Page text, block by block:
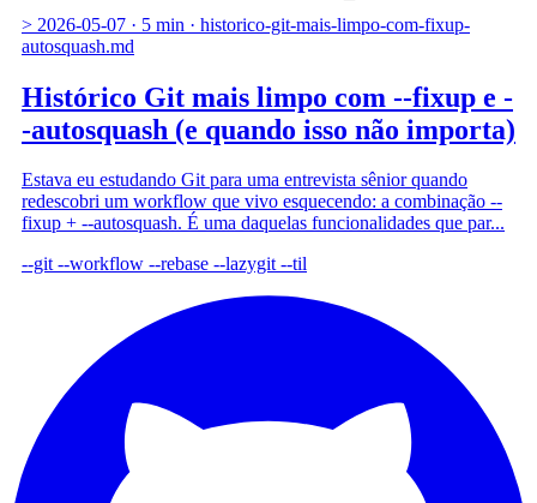
> 2026-05-07 · 5 min · historico-git-mais-limpo-com-fixup-
autosquash.md
Histórico Git mais limpo com --fixup e -
-autosquash (e quando isso não importa)
Estava eu estudando Git para uma entrevista sênior quando
redescobri um workflow que vivo esquecendo: a combinação --
fixup + --autosquash. É uma daquelas funcionalidades que par...
--git --workflow --rebase --lazygit --til